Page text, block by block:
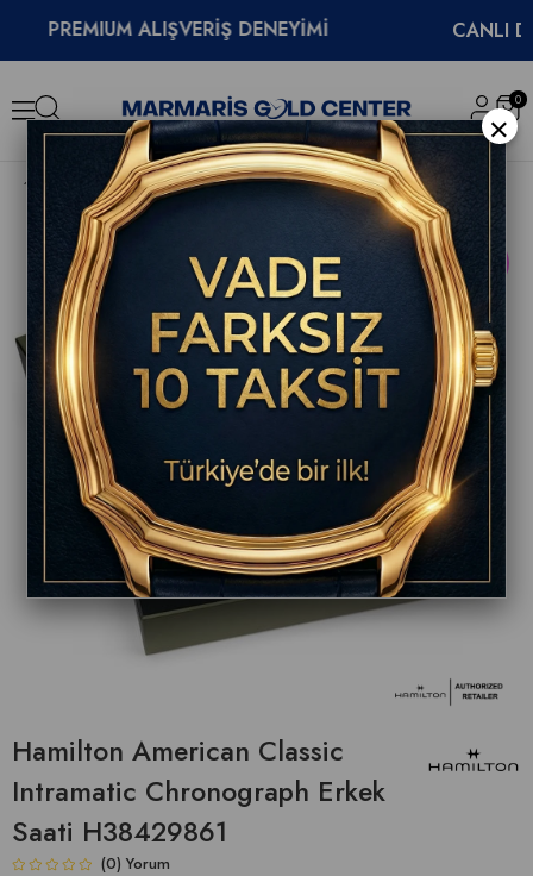
ALIŞVERİŞ DENEYİMİ CANLI
0
Hamilton American Classic Intramatic Chronograph Erkek Saati H38429861
ÜRÜN
Hamilton American Classic
Intramatic Chronograph Erkek
Saati H38429861
(0)
×